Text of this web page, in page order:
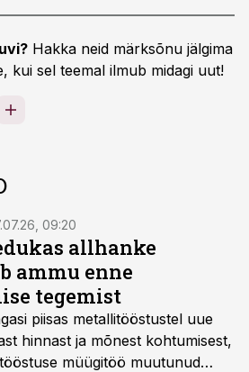
Hakka neid märksõnu jälgima
kui sel teemal ilmub midagi uut!
09:20
allhanke
ammu enne
tegemist
piisas metallitööstustel uue
hinnast ja mõnest kohtumisest,
müügitöö muutunud